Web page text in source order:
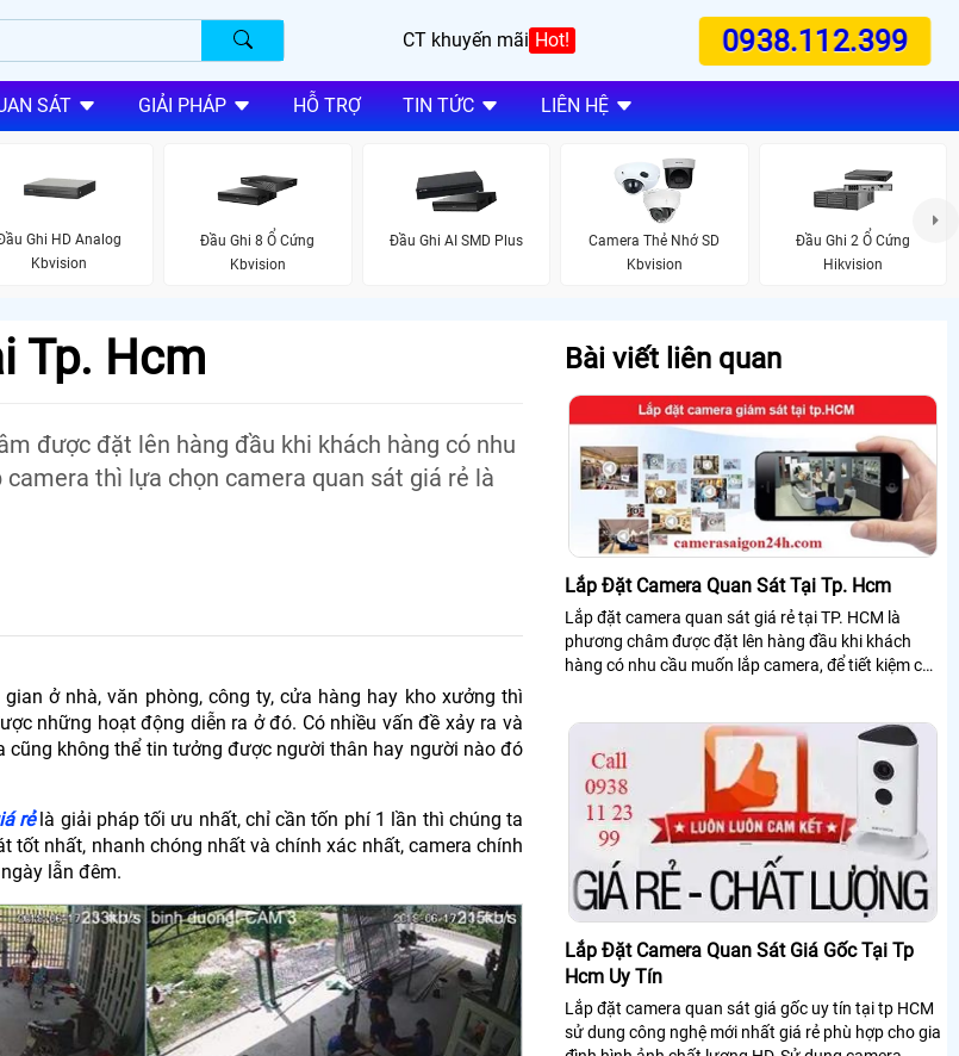
CT khuyến mãi Hot! 0938.112.399
SÁT GIẢI PHÁP HỖ TRỢ TIN TỨC LIÊN HỆ
Ghi HD Analog
Kbvision
Đầu Ghi 8 Ổ Cứng
Kbvision
Đầu Ghi AI SMD Plus
Camera Thẻ Nhớ SD
Kbvision
Đầu Ghi 2 Ổ Cứng
Hikvision
Tp. Hcm
được đặt lên hàng đầu khi khách hàng có nhu
thì lựa chọn camera quan sát giá rẻ là
ở nhà, văn phòng, công ty, cửa hàng hay kho xưởng thì
những hoạt động diễn ra ở đó. Có nhiều vấn đề xảy ra và
không thể tin tưởng được người thân hay người nào đó
rẻlà giải pháp tối ưu nhất, chỉ cần tốn phí 1 lần thì chúng ta
nhất, nhanh chóng nhất và chính xác nhất, camera chính
lẫn đêm.
Bài viết liên quan
Lắp Đặt Camera Quan Sát Tại Tp. Hcm
Lắp đặt camera quan sát giá rẻ tại TP. HCM là
phương châm được đặt lên hàng đầu khi khách
hàng có nhu cầu muốn lắp camera, để tiết kiệm chi
Lắp Đặt Camera Quan Sát Giá Gốc Tại Tp
Hcm Uy Tín
Lắp đặt camera quan sát giá gốc uy tín tại tp HCM
sử dung công nghệ mới nhất giá rẻ phù hợp cho gia